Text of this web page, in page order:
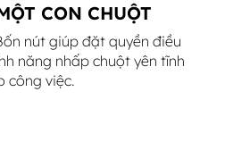
CON CHUỘT
nút giúp đặt quyền điều
năng nhấp chuột yên tĩnh
công việc.